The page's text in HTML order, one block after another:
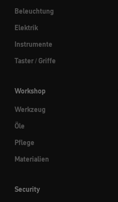
Beleuchtung
Elektrik
Instrumente
Taster / Griffe
Workshop
Werkzeug
Öle
Pflege
Materialien
Security